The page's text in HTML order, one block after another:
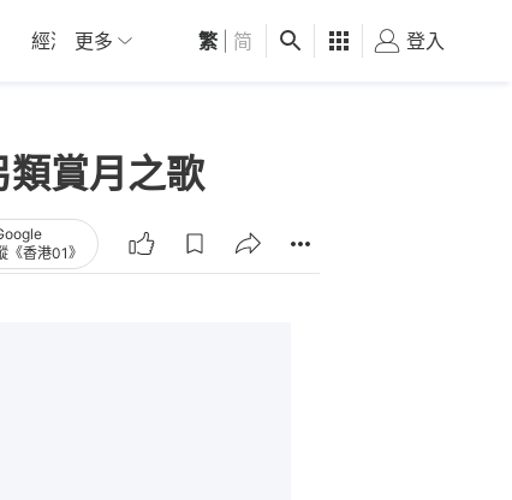
經濟 01深圳 觀點 健康 好食玩飛
更多 繁 简 登入
類賞月之歌
《香港01》